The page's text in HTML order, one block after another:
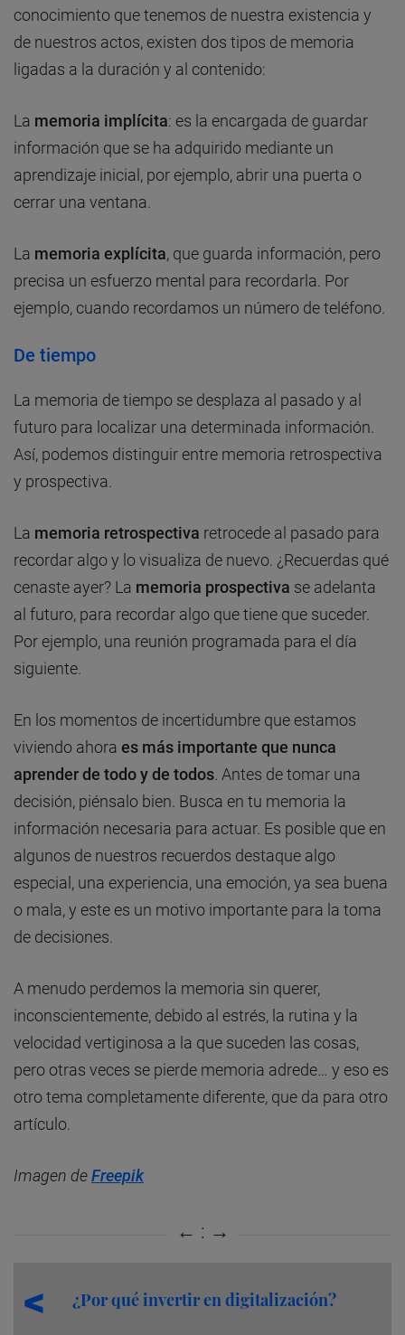
conocimiento que tenemos de nuestra existencia y
de nuestros actos, existen dos tipos de memoria
ligadas a la duración y al contenido:
La memoria implícita: es la encargada de guardar
información que se ha adquirido mediante un
aprendizaje inicial, por ejemplo, abrir una puerta o
cerrar una ventana.
La memoria explícita, que guarda información, pero
precisa un esfuerzo mental para recordarla. Por
ejemplo, cuando recordamos un número de teléfono.
De tiempo
La memoria de tiempo se desplaza al pasado y al
futuro para localizar una determinada información.
Así, podemos distinguir entre memoria retrospectiva
y prospectiva.
La memoria retrospectiva retrocede al pasado para
recordar algo y lo visualiza de nuevo. ¿Recuerdas qué
cenaste ayer? La memoria prospectiva se adelanta
al futuro, para recordar algo que tiene que suceder.
Por ejemplo, una reunión programada para el día
siguiente.
En los momentos de incertidumbre que estamos
viviendo ahora es más importante que nunca
aprender de todo y de todos. Antes de tomar una
decisión, piénsalo bien. Busca en tu memoria la
información necesaria para actuar. Es posible que en
algunos de nuestros recuerdos destaque algo
especial, una experiencia, una emoción, ya sea buena
o mala, y este es un motivo importante para la toma
de decisiones.
A menudo perdemos la memoria sin querer,
inconscientemente, debido al estrés, la rutina y la
velocidad vertiginosa a la que suceden las cosas,
pero otras veces se pierde memoria adrede… y eso es
otro tema completamente diferente, que da para otro
artículo.
Imagen deFreepik
¿Por qué invertir en digitalización?